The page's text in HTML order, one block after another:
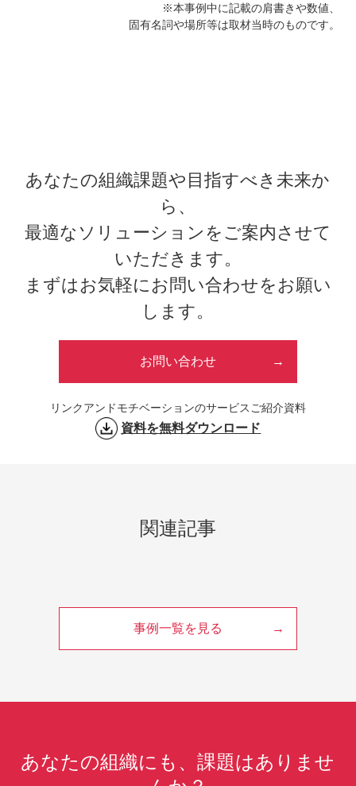
※本事例中に記載の肩書きや数値、
固有名詞や場所等は取材当時のものです。
あなたの組織課題や目指すべき未来か
ら、
最適なソリューションをご案内させて
いただきます。
まずはお気軽にお問い合わせをお願い
します。
お問い合わせ
リンクアンドモチベーションのサービスご紹介資料
資料を無料ダウンロード
関連記事
事例一覧を見る
あなたの組織にも、課題はありませ